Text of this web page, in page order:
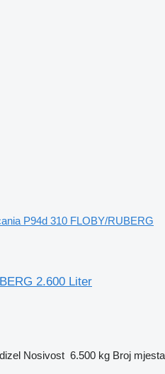
P94d 310 FLOBY/RUBERG
2.600 Liter
dizel Nosivost 6.500 kg Broj mjesta